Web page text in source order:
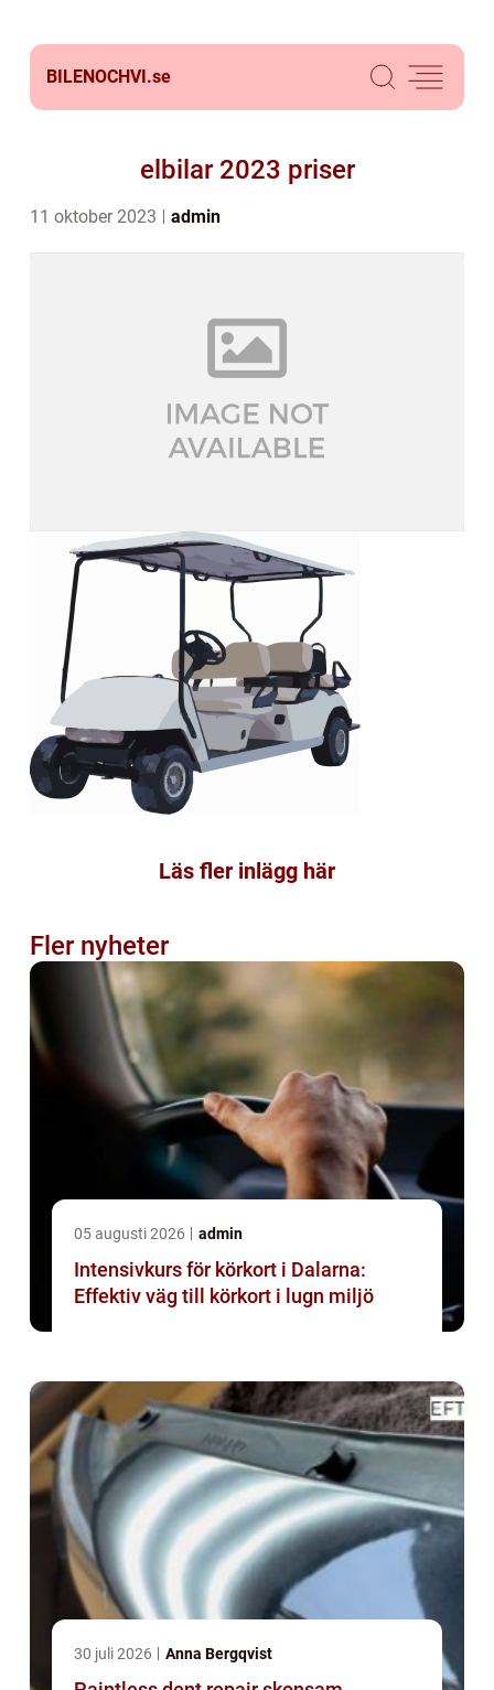
BILENOCHVI.se
elbilar 2023 priser
11 oktober 2023 admin
Läs fler inlägg här
Fler nyheter
05 augusti 2026 admin
Intensivkurs för körkort i Dalarna:
Effektiv väg till körkort i lugn miljö
30 juli 2026 Anna Bergqvist